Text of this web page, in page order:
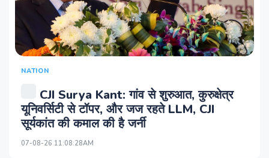
NATION
CJI Surya Kant: गांव से शुरुआत, कुरुक्षेत्र
यूनिवर्सिटी से टॉपर, और जज रहते LLM, CJI
सूर्यकांत की कमाल की है जर्नी
07-08-26 11:08:28AM